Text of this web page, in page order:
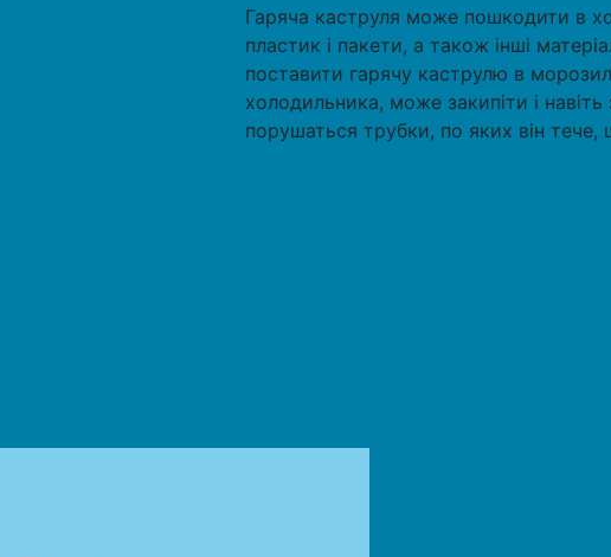
Гаряча каструля може пошкодити в
пластик і пакети, а також інші
поставити гарячу каструлю в
холодильника, може закипіти і навіть
порушаться трубки, по яких він